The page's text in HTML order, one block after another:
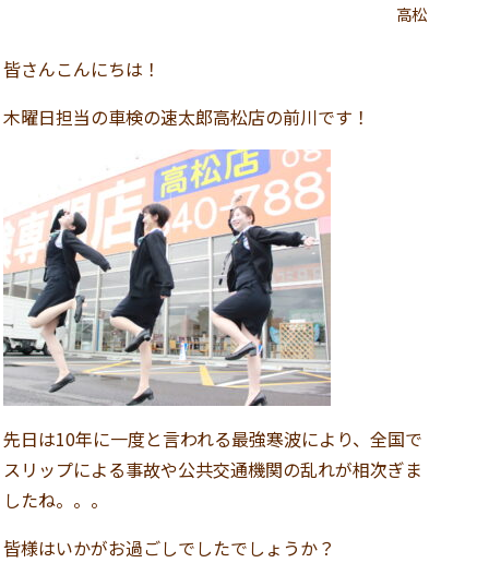
高松
皆さんこんにちは！
木曜日担当の車検の速太郎高松店の前川です！
先日は10年に一度と言われる最強寒波により、全国で
スリップによる事故や公共交通機関の乱れが相次ぎま
したね。。。
皆様はいかがお過ごしでしたでしょうか？